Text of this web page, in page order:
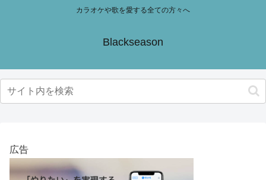
カラオケや歌を愛する全ての方々へ
Blackseason
広告